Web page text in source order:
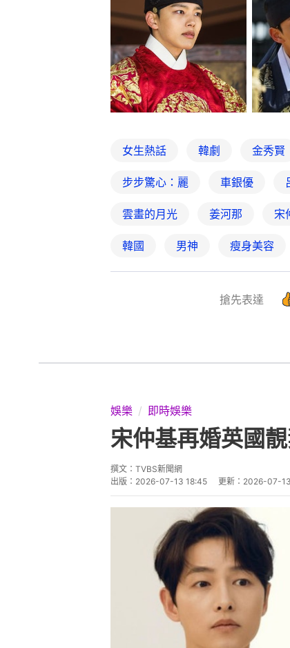
女生熱話 韓劇 金秀賢
步步驚心：麗 車銀優
雲畫的月光 姜河那 宋
韓國 男神 瘦身美容
搶先表達
娛樂 即時娛樂
宋仲基再婚英國
撰文： TVBS新聞網
出版： 2026-07-13 18:45 更新： 2026-07-